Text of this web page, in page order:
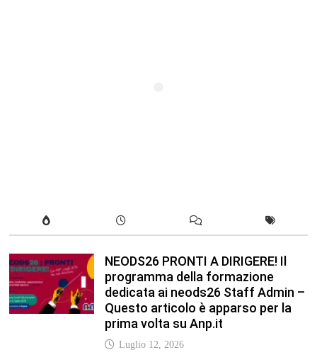
NEODS26 PRONTI A DIRIGERE! Il
programma della formazione
dedicata ai neods26 Staff Admin –
Questo articolo è apparso per la
prima volta su Anp.it
Luglio 12, 2026